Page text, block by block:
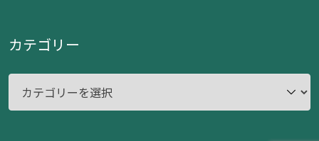
カテゴリー